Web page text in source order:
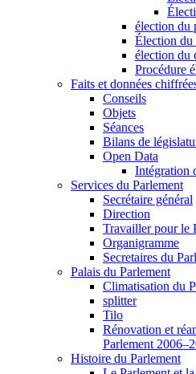
élection du
Élection du
élection du
Procédure
Faits et données
Conseils
Objets
Séances
Bilans de
Open Data
Intégration
Services du Parlement
Secrétaire général
Direction
Travailler pour le
Organigramme
Secretaires du
Palais du Parlement
Climatisation du
splitter
Tilo
Rénovation et
Parlement
Histoire du Parlement